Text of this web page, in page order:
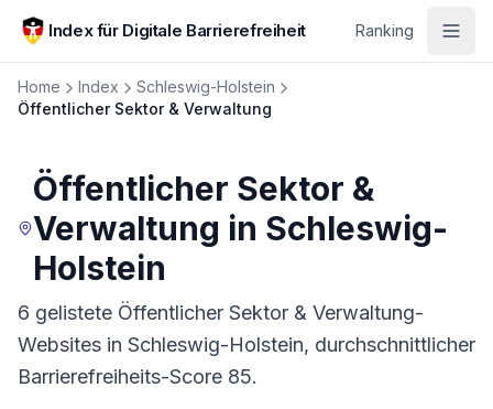
Zum Hauptinhalt springen
Index für Digitale Barrierefreiheit Ranking
Home Index
Schleswig-Holstein
Öffentlicher Sektor & Verwaltung
Öffentlicher Sektor &
Verwaltung in Schleswig-
Holstein
6 gelistete Öffentlicher Sektor & Verwaltung-
Websites in Schleswig-Holstein, durchschnittlicher
Barrierefreiheits-Score 85.